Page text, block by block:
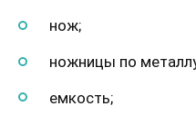
нож;
ножницы по
емкость;